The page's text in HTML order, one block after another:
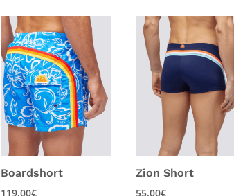
plus
récent
au
plus
ancien
Boardshort
119,00€
Zion Short
55,00€